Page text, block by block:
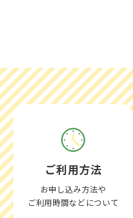
ご利用方法
お申し込み方法や
ご利用時間などについて